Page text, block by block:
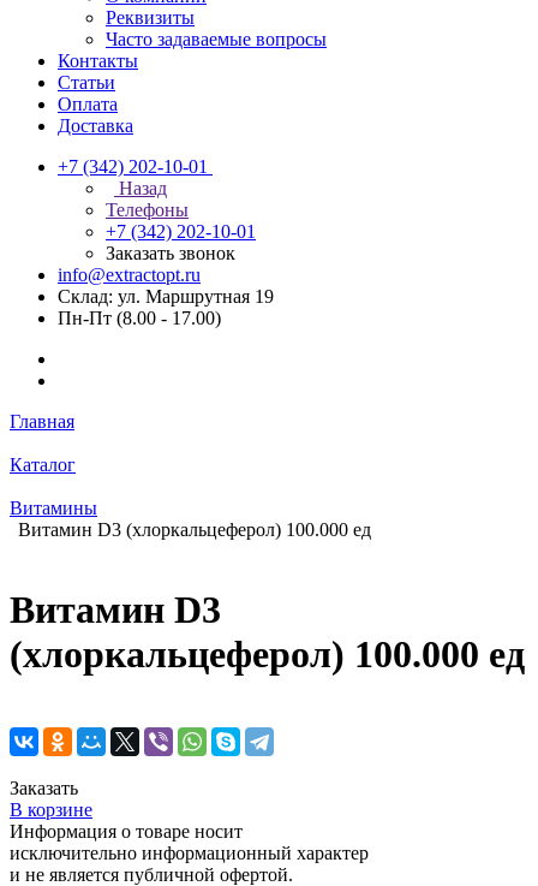
Реквизиты
Часто задаваемые вопросы
Контакты
Статьи
Оплата
Доставка
+7 (342) 202-10-01
Назад
Телефоны
+7 (342) 202-10-01
Заказать звонок
info@extractopt.ru
Склад: ул. Маршрутная 19
Пн-Пт (8.00 - 17.00)
Главная
Каталог
Витамины
Витамин D3 (хлоркальцеферол) 100.000 ед
Витамин D3
(хлоркальцеферол) 100.000 ед
Заказать
В корзине
Информация о товаре носит
исключительно информационный характер
и не является публичной офертой.